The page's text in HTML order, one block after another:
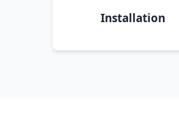
Installation